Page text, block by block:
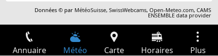
Données © par MétéoSuisse,SwissWebcams,Open-Meteo.com,CAMS
ENSEMBLE data provider
Annuaire Météo Carte Horaires Plus